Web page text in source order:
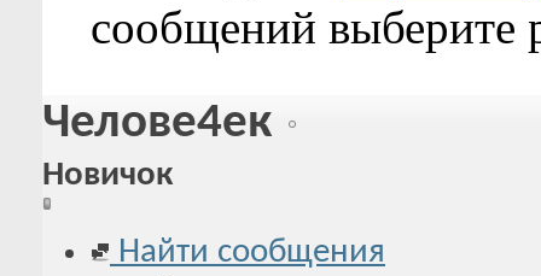
сообщений выберите
Челове4ек
Новичок
Найти сообщения